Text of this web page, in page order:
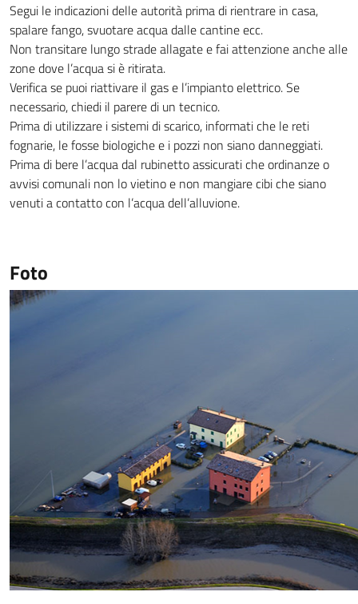
Segui le indicazioni delle autorità prima di rientrare in casa,
spalare fango, svuotare acqua dalle cantine ecc.
Non transitare lungo strade allagate e fai attenzione anche alle
zone dove l’acqua si è ritirata.
Verifica se puoi riattivare il gas e l’impianto elettrico. Se
necessario, chiedi il parere di un tecnico.
Prima di utilizzare i sistemi di scarico, informati che le reti
fognarie, le fosse biologiche e i pozzi non siano danneggiati.
Prima di bere l’acqua dal rubinetto assicurati che ordinanze o
avvisi comunali non lo vietino e non mangiare cibi che siano
venuti a contatto con l’acqua dell’alluvione.
Foto